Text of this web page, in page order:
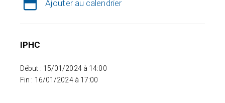
Ajouter au calendrier
IPHC
Début : 15/01/2024 à 14:00
Fin : 16/01/2024 à 17:00